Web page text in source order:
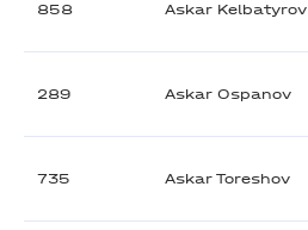
858 Askar Kelbatyrov
289 Askar Ospanov
735 Askar Toreshov